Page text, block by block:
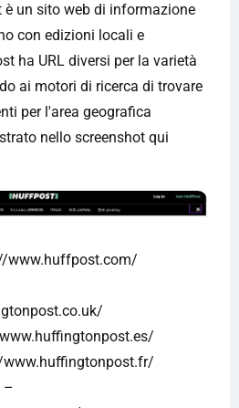
un sito web di informazione
con edizioni locali e
ha URL diversi per la varietà
ai motori di ricerca di trovare
per l'area geografica
nello screenshot qui
www.huffpost.com/
www.huffingtonpost.fr/
–